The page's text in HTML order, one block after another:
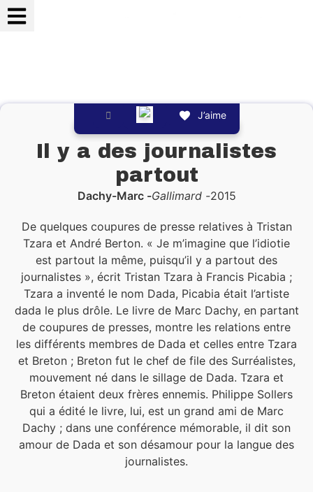
J’aime
Il y a des journalistes
partout
Dachy-Marc Gallimard 2015
De quelques coupures de presse relatives à Tristan
Tzara et André Berton. « Je m’imagine que l’idiotie
est partout la même, puisqu’il y a partout des
journalistes », écrit Tristan Tzara à Francis Picabia ;
Tzara a inventé le nom Dada, Picabia était l’artiste
dada le plus drôle. Le livre de Marc Dachy, en partant
de coupures de presses, montre les relations entre
les différents membres de Dada et celles entre Tzara
et Breton ; Breton fut le chef de file des Surréalistes,
mouvement né dans le sillage de Dada. Tzara et
Breton étaient deux frères ennemis. Philippe Sollers
qui a édité le livre, lui, est un grand ami de Marc
Dachy ; dans une conférence mémorable, il dit son
amour de Dada et son désamour pour la langue des
journalistes.